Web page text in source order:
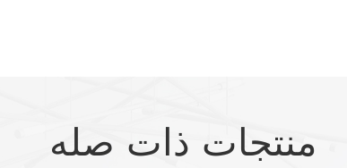
منتجات ذات صله